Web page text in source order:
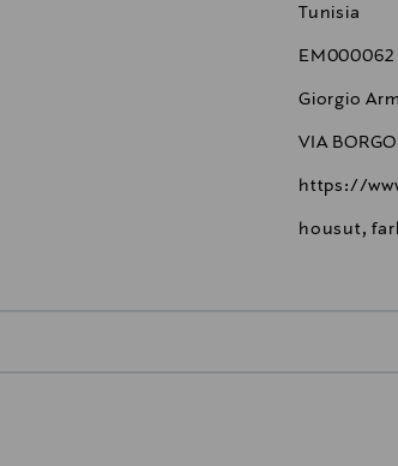
Tunisia
EM000062
Giorgio
VIA
https://
housut,